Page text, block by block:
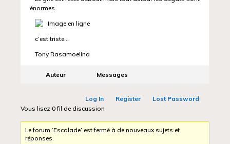
énormes
c’est triste…
Tony Rasamoelina
Auteur Messages
Log In Register
Lost Password
Vous lisez 0 fil de discussion
Le forum ‘Escalade’ est fermé à de nouveaux sujets et
réponses.